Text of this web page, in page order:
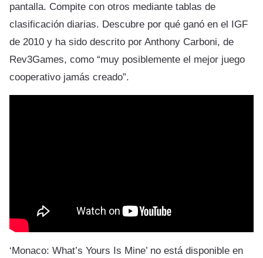
pantalla. Compite con otros mediante tablas de
clasificación diarias. Descubre por qué ganó en el IGF
de 2010 y ha sido descrito por Anthony Carboni, de
Rev3Games, como “muy posiblemente el mejor juego
cooperativo jamás creado”.
‘Monaco: What’s Yours Is Mine’ no está disponible en